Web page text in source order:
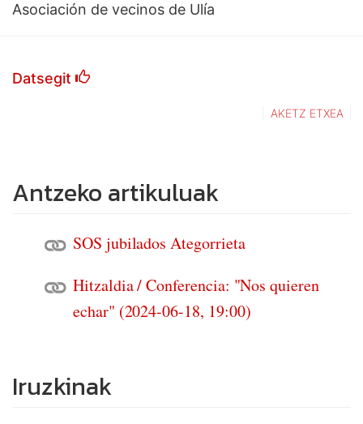
Asociación de vecinos de Ulía
Datsegit
AKETZ ETXEA
Antzeko artikuluak
SOS jubilados Ategorrieta
Hitzaldia / Conferencia: "Nos quieren
echar" (2024-06-18, 19:00)
Iruzkinak